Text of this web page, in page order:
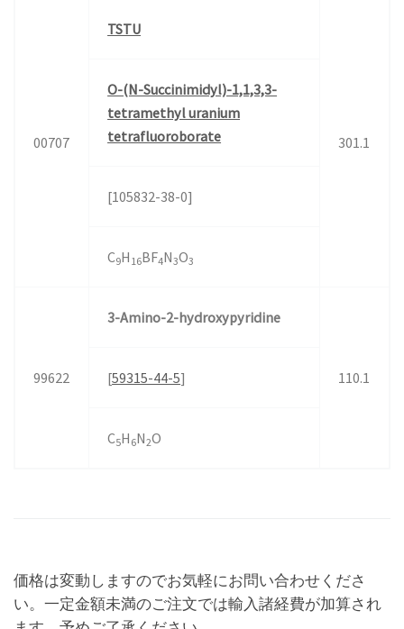
00707
TSTU
301.1
O-(N-Succinimidyl)-1,1,3,3-
tetramethyl uranium
tetrafluoroborate
[105832-38-0]
C9H 16BF4N3O3
99622
3-Amino-2-hydroxypyridine
110.1
[59315-44-5]
C5H 6N2O
価格は変動しますのでお気軽にお問い合わせくださ
い。一定金額未満のご注文では輸入諸経費が加算され